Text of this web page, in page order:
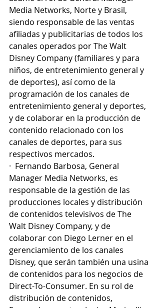
Media Networks, Norte y Brasil,
siendo responsable de las ventas
afiliadas y publicitarias de todos los
canales operados por The Walt
Disney Company (familiares y para
niños, de entretenimiento general y
de deportes), así como de la
programación de los canales de
entretenimiento general y deportes,
y de colaborar en la producción de
contenido relacionado con los
canales de deportes, para sus
respectivos mercados.
·  Fernando Barbosa, General
Manager Media Networks, es
responsable de la gestión de las
producciones locales y distribución
de contenidos televisivos de The
Walt Disney Company, y de
colaborar con Diego Lerner en el
gerenciamiento de los canales
Disney, que serán también una usina
de contenidos para los negocios de
Direct-To-Consumer. En su rol de
distribución de contenidos,